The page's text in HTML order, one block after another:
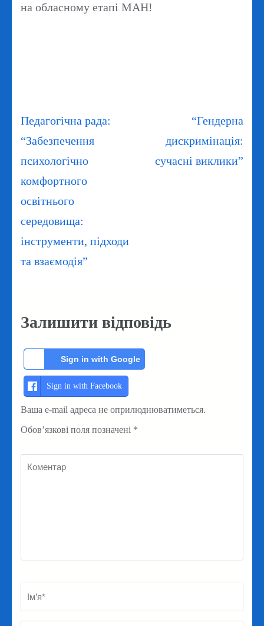
на обласному етапі МАН!
Навігація
записів
Педагогічна рада:
“Забезпечення
психологічно
комфортного
освітнього
середовища:
інструменти, підходи
та взаємодія”
“Гендерна
дискримінація:
сучасні виклики”
Залишити відповідь
Sign in with Google
Sign in with Facebook
Ваша e-mail адреса не оприлюднюватиметься.
Обов’язкові поля позначені *
Коментар